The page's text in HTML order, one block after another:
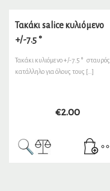
Τακάκι salice κυλιόμενο
+/-7.5 °
Τακάκι κυλιόμενο +/-7.5 ° σταυρός
κατάλληλο για όλους τους […]
€2.00